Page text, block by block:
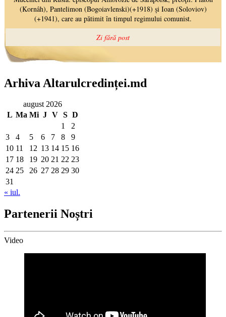
Arhiva Altarulcredinței.md
august 2026
L Ma Mi J V S D
1
2
3
4 5 6 7 8
9
10 11 12 13 14 15 16
17 18 19 20 21 22 23
24 25 26 27 28 29 30
31
« iul.
Partenerii Noștri
Video